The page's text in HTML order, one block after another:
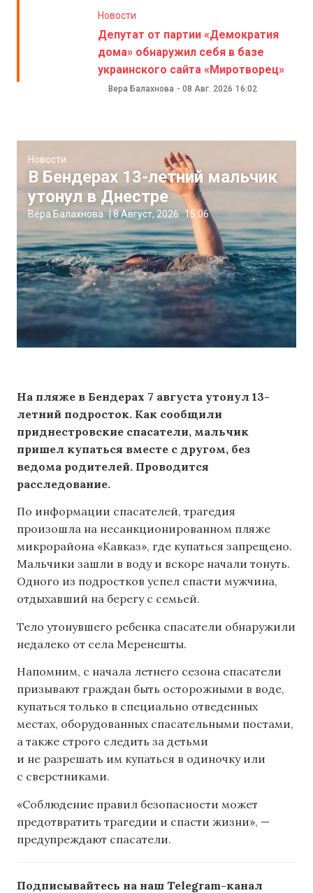
Новости
Депутат от партии «Демократия
дома» обнаружил себя в базе
украинского сайта «Миротворец»
Вера Балахнова - 08 Авг. 2026 16:02
Новости
В Бендерах 13-летний мальчик
утонул в Днестре
Вера Балахнова |8 Август, 2026 15:06
На пляже в Бендерах 7 августа утонул 13-
летний подросток. Как сообщили
приднестровские спасатели, мальчик
пришел купаться вместе с другом, без
ведома родителей. Проводится
расследование.
По информации спасателей, трагедия
произошла на несанкционированном пляже
микрорайона «Кавказ», где купаться запрещено.
Мальчики зашли в воду и вскоре начали тонуть.
Одного из подростков успел спасти мужчина,
отдыхавший на берегу с семьей.
Тело утонувшего ребенка спасатели обнаружили
недалеко от села Меренешты.
Напомним, с начала летнего сезона спасатели
призывают граждан быть осторожными в воде,
купаться только в специально отведенных
местах, оборудованных спасательными постами,
а также строго следить за детьми
и не разрешать им купаться в одиночку или
с сверстниками.
«Соблюдение правил безопасности может
предотвратить трагедии и спасти жизни», —
предупреждают спасатели.
Подписывайтесь на наш Telegram-канал